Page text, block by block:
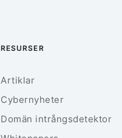
RESURSER
Artiklar
Cybernyheter
Domän intrångsdetektor